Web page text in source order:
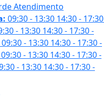
Atendimento
09:30 - 13:30 14:30 - 17:30
- 13:30 14:30 - 17:30-
09:30 - 13:30 14:30 - 17:30-
09:30 - 13:30 14:30 - 17:30-
- 13:30 14:30 - 17:30-